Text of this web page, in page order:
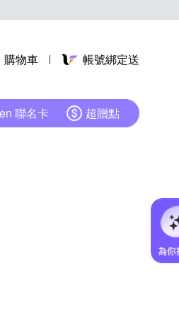
購物車 帳號綁定送
聯名卡 超贈點